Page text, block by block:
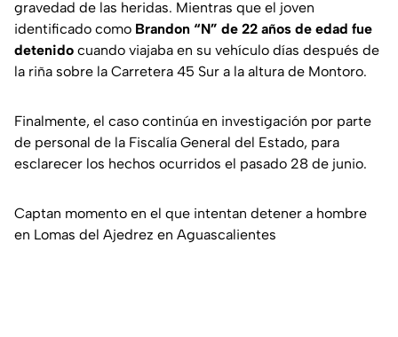
gravedad de las heridas. Mientras que el joven
identificado como Brandon “N” de 22 años de edad fue
detenido cuando viajaba en su vehículo días después de
la riña sobre la Carretera 45 Sur a la altura de Montoro.
Finalmente, el caso continúa en investigación por parte
de personal de la Fiscalía General del Estado, para
esclarecer los hechos ocurridos el pasado 28 de junio.
Captan momento en el que intentan detener a hombre
en Lomas del Ajedrez en Aguascalientes